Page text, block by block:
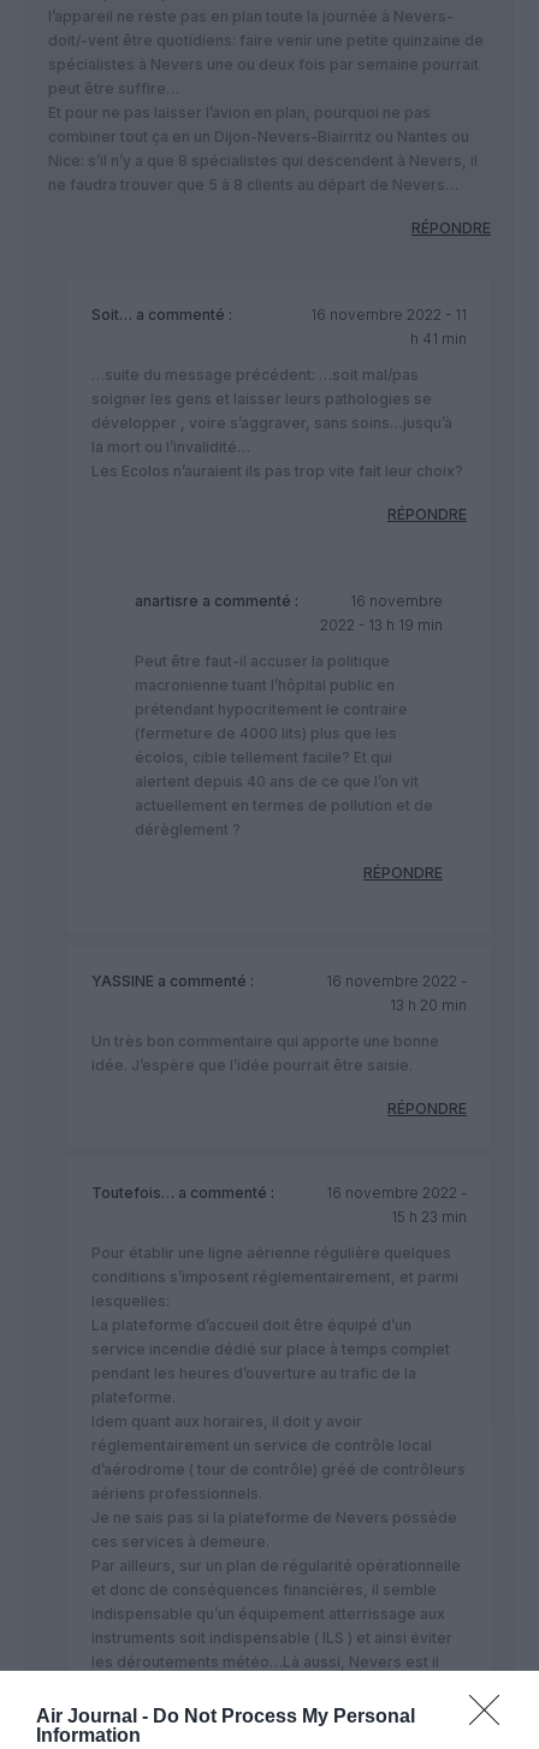
Air Journal - Do Not Process My Personal
Information
l’appareil ne reste pas en plan toute la journée à Nevers-
doit/-vent être quotidiens: faire venir une petite quinzaine de
spécialistes à Nevers une ou deux fois par semaine pourrait
peut être suffire…
Et pour ne pas laisser l’avion en plan, pourquoi ne pas
combiner tout ça en un Dijon-Nevers-Biairritz ou Nantes ou
Nice: s’il n’y a que 8 spécialistes qui descendent à Nevers, il
ne faudra trouver que 5 à 8 clients au départ de Nevers…
RÉPONDRE
Soit… a commenté :
16 novembre 2022 - 11
h 41 min
…suite du message précédent: …soit mal/pas
soigner les gens et laisser leurs pathologies se
développer , voire s’aggraver, sans soins…jusqu’à
la mort ou l’invalidité…
Les Ecolos n’auraient ils pas trop vite fait leur choix?
RÉPONDRE
anartisre a commenté :
16 novembre
2022 - 13 h 19 min
Peut être faut-il accuser la politique
macronienne tuant l’hôpital public en
prétendant hypocritement le contraire
(fermeture de 4000 lits) plus que les
écolos, cible tellement facile? Et qui
alertent depuis 40 ans de ce que l’on vit
actuellement en termes de pollution et de
dérèglement ?
RÉPONDRE
YASSINE a commenté :
16 novembre 2022 -
13 h 20 min
Un très bon commentaire qui apporte une bonne
idée. J’espère que l’idée pourrait être saisie.
RÉPONDRE
Toutefois… a commenté :
16 novembre 2022 -
15 h 23 min
Pour établir une ligne aérienne régulière quelques
conditions s’imposent réglementairement, et parmi
lesquelles:
La plateforme d’accueil doit être équipé d’un
service incendie dédié sur place à temps complet
pendant les heures d’ouverture au trafic de la
plateforme.
Idem quant aux horaires, il doit y avoir
réglementairement un service de contrôle local
d’aérodrome ( tour de contrôle) gréé de contrôleurs
aériens professionnels.
Je ne sais pas si la plateforme de Nevers possède
ces services à demeure.
Par ailleurs, sur un plan de régularité opérationnelle
et donc de conséquences financières, il semble
indispensable qu’un équipement atterrissage aux
instruments soit indispensable ( ILS ) et ainsi éviter
les déroutements météo…Là aussi, Nevers est il
Enfin, si on voulait sortir des pays Schengen et
associés ( lignes sur l’UK par exemple) un service